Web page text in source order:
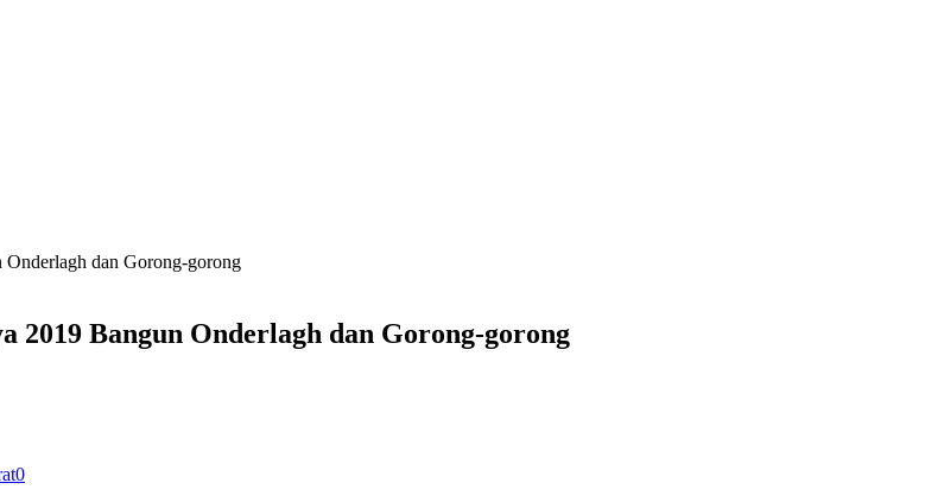
dan Gorong-gorong
Bangun Onderlagh dan Gorong-gorong
0